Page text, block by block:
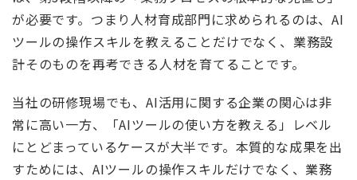
が必要です。つまり人材育成部門に求められるのは、AI
ツールの操作スキルを教えることだけでなく、業務設
計そのものを再考できる人材を育てることです。
当社の研修現場でも、AI活用に関する企業の関心は非
常に高い一方、「AIツールの使い方を教える」レベル
にとどまっているケースが大半です。本質的な成果を出
すためには、AIツールの操作スキルだけでなく、業務